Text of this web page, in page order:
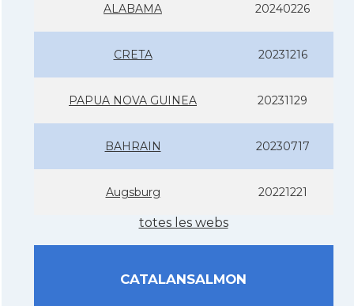
ALABAMA 20240226
CRETA 20231216
PAPUA NOVA GUINEA 20231129
BAHRAIN 20230717
Augsburg 20221221
totes les webs
CATALANSALMON